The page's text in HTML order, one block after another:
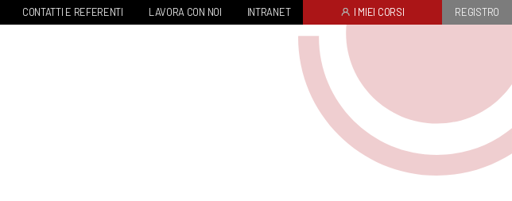
CONTATTI E REFERENTI LAVORA CON NOI INTRANET I MIEI CORSI REGISTRO